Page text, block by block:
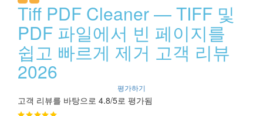
Tiff PDF Cleaner — TIFF 및
PDF 파일에서 빈 페이지를
쉽고 빠르게 제거 고객 리뷰
2026
평가하기
고객 리뷰를 바탕으로 4.8/5로 평가됨